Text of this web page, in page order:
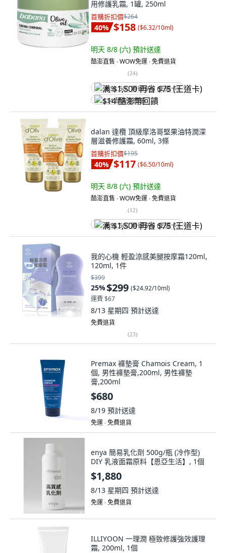
用修護乳霜, 1罐, 250ml
首購折扣價$264
40% $158 ($6.32/10ml)
明天 8/8 (六) 預計送達
酷澎直售 ∙ WOW免運 ∙ 免費退貨
(24)
满 $1,500 再省 $75 (王道卡)
$14 酷澎幣回饋
dalan 達欖 頂級摩洛哥堅果油特潤深
層滋養修護霜, 60ml, 3條
首購折扣價$195
40% $117 ($6.50/10ml)
明天 8/8 (六) 預計送達
酷澎直售 ∙ WOW免運 ∙ 免費退貨
(12)
满 $1,500 再省 $75 (王道卡)
我的心機 輕盈涼感美腿按摩霜120ml,
120ml, 1件
$399
25%$299 ($24.92/10ml)
運費 $67
8/13 星期四 預計送達
免費退貨
(23)
Premax 褲墊膏 Chamois Cream, 1
個, 男性褲墊膏,200ml, 男性褲墊
膏,200ml
$680
8/19 預計送達
免運 ∙ 免費退貨
enya 簡易乳化劑 500g/瓶 (冷作型)
DIY 乳液面霜原料【恩亞生活】, 1個
$1,880
8/13 星期四 預計送達
免運 ∙ 免費退貨
ILLIYOON 一理潤 極致修護強效護理
霜, 200ml, 1個